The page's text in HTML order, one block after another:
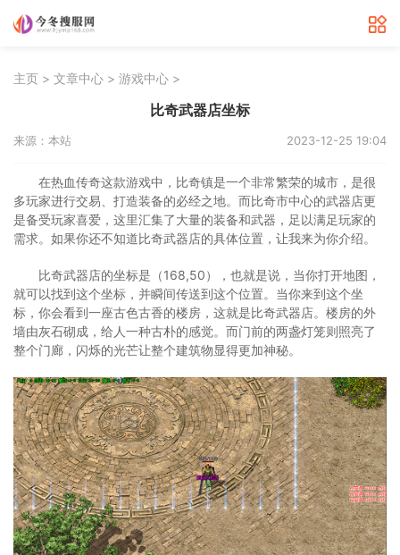
主页 > 文章中心 > 游戏中心 >
比奇武器店坐标
来源：本站 2023-12-25 19:04
在热血传奇这款游戏中，比奇镇是一个非常繁荣的城市，是很
多玩家进行交易、打造装备的必经之地。而比奇市中心的武器店更
是备受玩家喜爱，这里汇集了大量的装备和武器，足以满足玩家的
需求。如果你还不知道比奇武器店的具体位置，让我来为你介绍。
比奇武器店的坐标是（168,50），也就是说，当你打开地图，
就可以找到这个坐标，并瞬间传送到这个位置。当你来到这个坐
标，你会看到一座古色古香的楼房，这就是比奇武器店。楼房的外
墙由灰石砌成，给人一种古朴的感觉。而门前的两盏灯笼则照亮了
整个门廊，闪烁的光芒让整个建筑物显得更加神秘。